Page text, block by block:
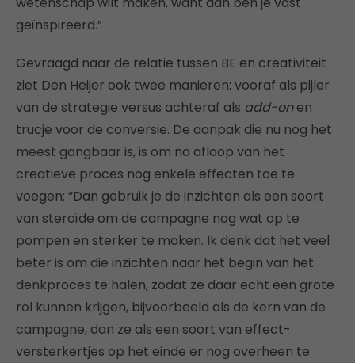
geïnspireerd.”
Gevraagd naar de relatie tussen BE en creativiteit
ziet Den Heijer ook twee manieren: vooraf als pijler
van de strategie versus achteraf als add-onen
trucje voor de conversie. De aanpak die nu nog het
meest gangbaar is, is om na afloop van het
creatieve proces nog enkele effecten toe te
voegen: “Dan gebruik je de inzichten als een soort
van steroïde om de campagne nog wat op te
pompen en sterker te maken. Ik denk dat het veel
beter is om die inzichten naar het begin van het
denkproces te halen, zodat ze daar echt een grote
rol kunnen krijgen, bijvoorbeeld als de kern van de
campagne, dan ze als een soort van effect-
versterkertjes op het einde er nog overheen te